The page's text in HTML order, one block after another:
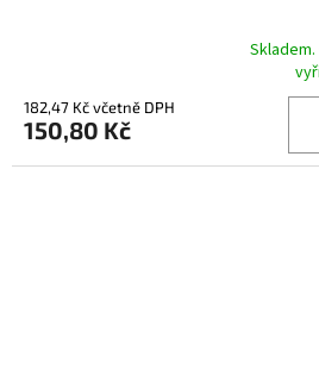
produktu
je
182,47 Kč včetně DPH
150,80 Kč